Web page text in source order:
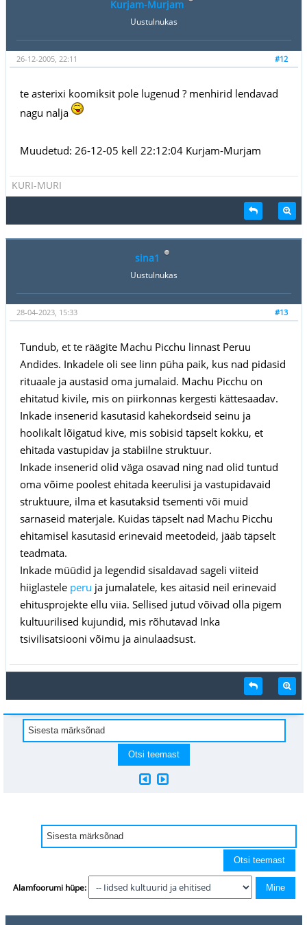
Kurjam-Murjam
Uustulnukas
#12
26-12-2005, 22:11
te asterixi koomiksit pole lugenud ? menhirid lendavad
nagu nalja
Muudetud: 26-12-05 kell 22:12:04 Kurjam-Murjam
KURI-MURI
sina1
Uustulnukas
#13
28-04-2023, 15:33
Tundub, et te räägite Machu Picchu linnast Peruu
Andides. Inkadele oli see linn püha paik, kus nad pidasid
rituaale ja austasid oma jumalaid. Machu Picchu on
ehitatud kivile, mis on piirkonnas kergesti kättesaadav.
Inkade insenerid kasutasid kahekordseid seinu ja
hoolikalt lõigatud kive, mis sobisid täpselt kokku, et
ehitada vastupidav ja stabiilne struktuur.
Inkade insenerid olid väga osavad ning nad olid tuntud
oma võime poolest ehitada keerulisi ja vastupidavaid
struktuure, ilma et kasutaksid tsementi või muid
sarnaseid materjale. Kuidas täpselt nad Machu Picchu
ehitamisel kasutasid erinevaid meetodeid, jääb täpselt
teadmata.
Inkade müüdid ja legendid sisaldavad sageli viiteid
hiiglastele peru ja jumalatele, kes aitasid neil erinevaid
ehitusprojekte ellu viia. Sellised jutud võivad olla pigem
kultuurilised kujundid, mis rõhutavad Inka
tsivilisatsiooni võimu ja ainulaadsust.
Alamfoorumi hüpe: